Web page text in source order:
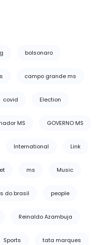
bolsonaro
campo grande ms
covid Election
MS GOVERNO MS
International Link
ms Music
do brasil people
Reinaldo Azambuja
Sports tata marques